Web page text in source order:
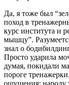
Да, я тоже был
поход в
курс института и
мышцу”.
знал о
Просто ударила
думая, покидали
пороге
ощущения: народу